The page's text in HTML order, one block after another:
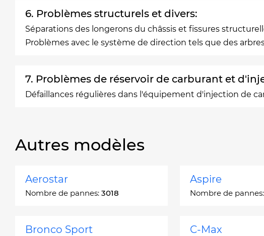
6. Problèmes structurels et divers:
Séparations des longerons du châssis et fissures
Problèmes avec le système de direction tels que des
7. Problèmes de réservoir de carburant et
Défaillances régulières dans l'équipement d'injection de
Autres modèles
Aerostar
Nombre de pannes: 3018
Aspire
Nombre de pannes:
Bronco Sport C-Max